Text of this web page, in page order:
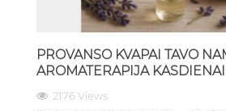
PROVANSO KVAPAI TAVO
AROMATERAPIJA KASDIENAI
2176 Views